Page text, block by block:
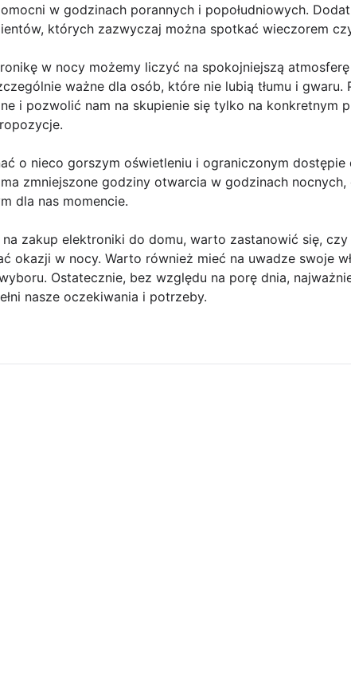
w godzinach porannych i popołudniowych.
których zazwyczaj można spotkać wieczorem
w nocy możemy liczyć na spokojniejszą
ważne dla osób, które nie lubią tłumu i gwaru.
i pozwolić nam na skupienie się tylko na konkretnym
o nieco gorszym oświetleniu i ograniczonym
zmniejszone godziny otwarcia w godzinach
dla nas momencie.
zakup elektroniki do domu, warto zastanowić się,
okazji w nocy. Warto również mieć na uwadze swoje
Ostatecznie, bez względu na porę dnia,
nasze oczekiwania i potrzeby.